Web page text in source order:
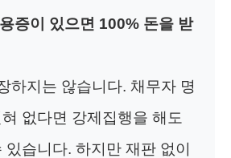
증이 있으면 100% 돈을 받
하지는 않습니다. 채무자 명
없다면 강제집행을 해도
있습니다. 하지만 재판 없이